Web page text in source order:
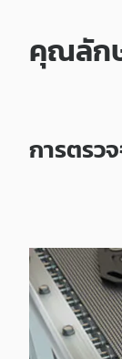
คุณลัก
การตรว